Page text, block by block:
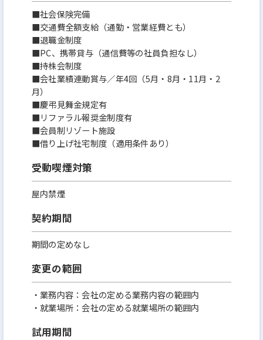
■社会保険完備
■交通費全額支給（通勤・営業経費とも）
■退職金制度
■PC、携帯貸与（通信費等の社員負担なし）
■持株会制度
■会社業績連動賞与／年4回（5月・8月・11月・2
月）
■慶弔見舞金規定有
■リファラル報奨金制度有
■会員制リゾート施設
■借り上げ社宅制度（適用条件あり）
受動喫煙対策
屋内禁煙
契約期間
期間の定めなし
変更の範囲
・業務内容：会社の定める業務内容の範囲内
・就業場所：会社の定める就業場所の範囲内
試用期間